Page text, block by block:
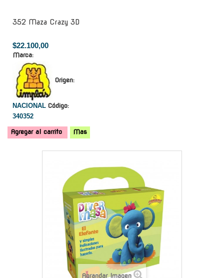
352 Maza Crazy 3D
$22.100,00
Marca:
Origen:
NACIONAL Código:
340352
Agregar al carrito Mas
Agrandar Imagen